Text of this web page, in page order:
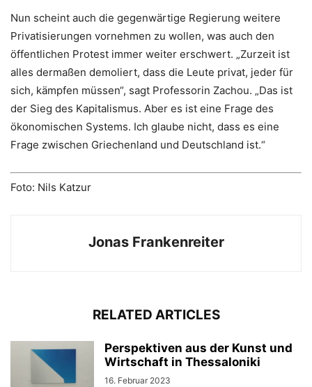
Nun scheint auch die gegenwärtige Regierung weitere
Privatisierungen vornehmen zu wollen, was auch den
öffentlichen Protest immer weiter erschwert. „Zurzeit ist
alles dermaßen demoliert, dass die Leute privat, jeder für
sich, kämpfen müssen“, sagt Professorin Zachou. „Das ist
der Sieg des Kapitalismus. Aber es ist eine Frage des
ökonomischen Systems. Ich glaube nicht, dass es eine
Frage zwischen Griechenland und Deutschland ist.“
Foto: Nils Katzur
Jonas Frankenreiter
RELATED ARTICLES
Perspektiven aus der Kunst und
Wirtschaft in Thessaloniki
16. Februar 2023